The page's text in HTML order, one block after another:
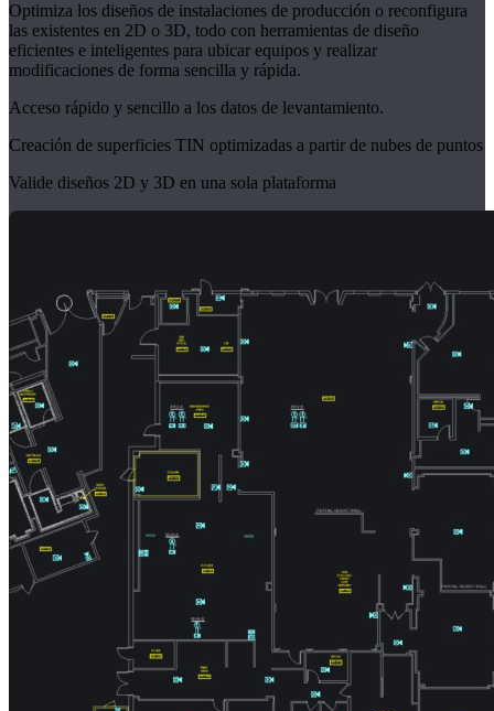
Optimiza los diseños de instalaciones de producción o reconfigura
las existentes en 2D o 3D, todo con herramientas de diseño
eficientes e inteligentes para ubicar equipos y realizar
modificaciones de forma sencilla y rápida.
Acceso rápido y sencillo a los datos de levantamiento.
Creación de superficies TIN optimizadas a partir de nubes de puntos
Valide diseños 2D y 3D en una sola plataforma